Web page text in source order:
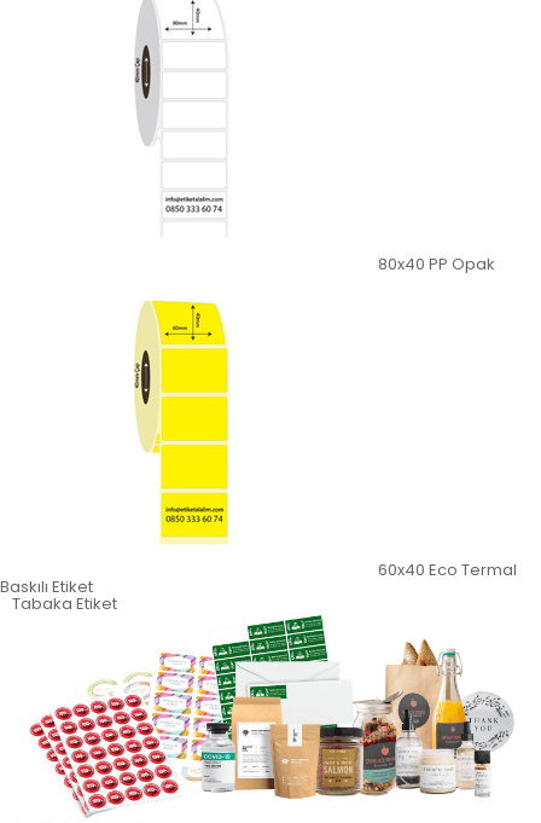
80x40 PP Opak
60x40 Eco Termal
Baskılı Etiket
Tabaka Etiket